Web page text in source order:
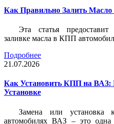
Как Правильно Залить
Эта статья
заливке масла в КПП
Подробнее
21.07.2026
Как Установить КПП на ВАЗ:
Установке
Замена или установка
автомобилях ВАЗ – это